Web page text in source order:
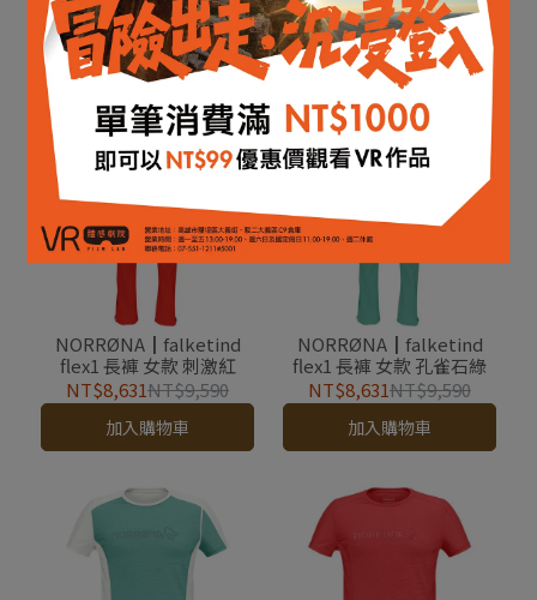
Alpha120 連帽外套 女款
光環紅
NT$8,280NT$9,200
加入購物車
flex1 heavy duty 長褲 男
款 騎兵藍
NT$8,910NT$9,900
加入購物車
NORRØNA┃falketind
flex1 長褲 女款 刺激紅
NT$8,631NT$9,590
加入購物車
NORRØNA┃falketind
flex1 長褲 女款 孔雀石綠
NT$8,631NT$9,590
加入購物車